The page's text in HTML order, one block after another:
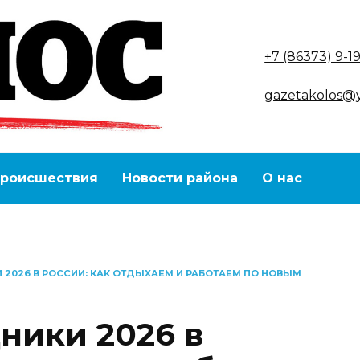
+7 (86373) 9-
Новости района О нас
2026 В РОССИИ: КАК ОТДЫХАЕМ И РАБОТАЕМ ПО НОВЫМ
2026 в